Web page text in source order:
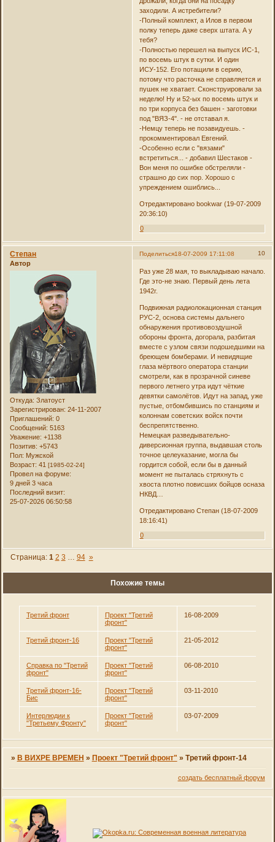
заходили. А истребители?
-Полный комплект, а Илов в первом
полку теперь даже сверх штата. А у
тебя?
-Полностью перешел на выпуск ИС-1,
по восемь штук в сутки. И один
ИСУ-152. Его потащили в серию,
потому что расточка не справляется и
пушек не хватает. Сконструировали за
неделю! Ну и 52-ых по восемь штук и
по три корпуса без башен - заготовки
под "ВЯЗ-4". - не отставал я.
-Немцу теперь не позавидуешь. -
прокомментировал Евгений.
-Особенно если с "вязами"
встретиться... - добавил Шестаков -
Вон меня по ошибке обстреляли -
страшно до сих пор. Хорошо с
упреждением ошиблись...
Отредактировано bookwar (19-07-2009
20:36:10)
0
Поделиться 10
18-07-2009 17:11:08
Степан
Автор
Откуда: Златоуст
Зарегистрирован: 24-11-2007
Приглашений: 0
Сообщений: 5163
Уважение: +1138
Позитив: +5743
Пол: Мужской
Возраст: 41[1985-02-24]
Провел на форуме:
9 дней 3 часа
Последний визит:
25-07-2026 06:50:58
Раз уже 28 мая, то выкладываю начало.
Где это-не знаю. Первый день лета
1942г.
Подвижная радиолокационная станция
РУС-2, основа системы дальнего
обнаружения противовоздушной
обороны фронта, догорала, разбитая
вместе с узлом связи подошедшими на
бреющем бомберами. И невидящие
глаза мёртвого оператора станции
смотрели, как в прозрачной синеве
первого летнего утра идут чёткие
девятки самолётов. Идут на запад, уже
пустые, отбомбившись по станциям и
колоннам советских войск почти
беспрепятственно.
Немецкая разведывательно-
диверсионная группа, выдавшая столь
точное целеуказание, могла бы
гордится собой, если бы в данный
момент не пыталась стряхнуть с
хвоста плотно повисших бойцов осназа
НКВД…
Отредактировано Степан (18-07-2009
18:16:41)
0
Страница: 1 2 3 … 94 »
Похожие темы
Третий фронт
Проект "Третий
фронт"
16-08-2009
Третий фронт-16
Проект "Третий
фронт"
21-05-2012
Справка по "Третий
фронт"
Проект "Третий
фронт"
06-08-2010
Третий фронт-16-
Бис
Проект "Третий
фронт"
03-11-2010
Интерлюдии к
"Третьему Фронту"
Проект "Третий
фронт"
03-07-2009
» В ВИХРЕ ВРЕМЕН » Проект "Третий фронт" » Третий фронт-14
создать бесплатный форум